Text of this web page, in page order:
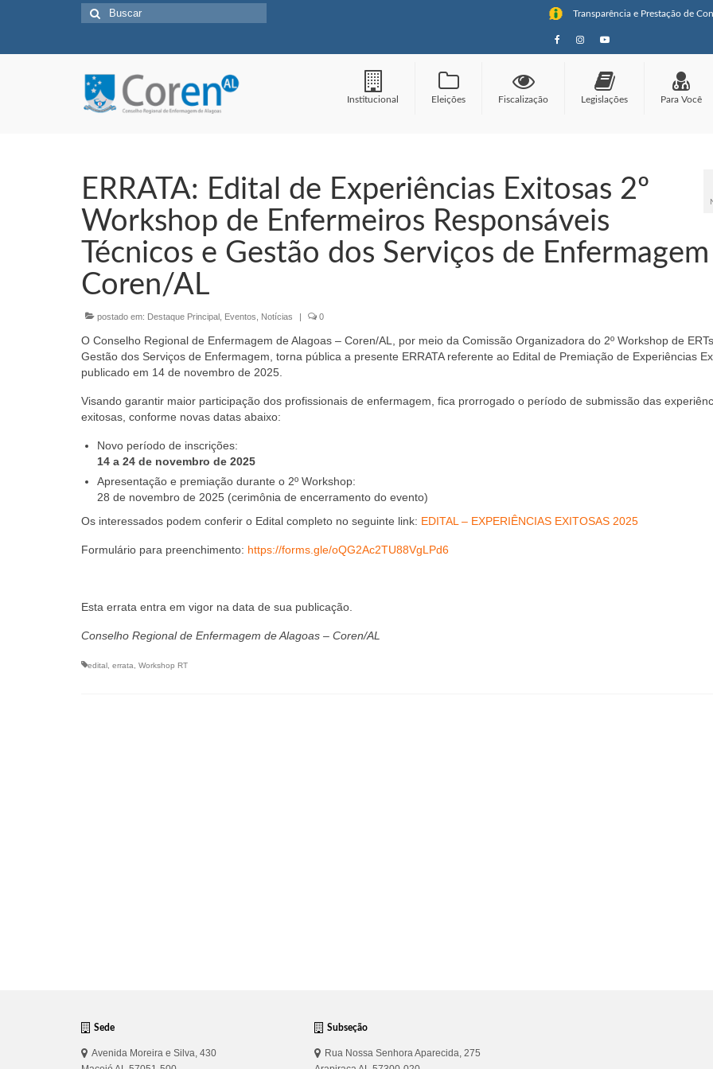
Transparência e Prestação de
Buscar
por:
Institucional Eleições Fiscalização Legislações Para Você
ERRATA: Edital de Experiências Exitosas 2º
Workshop de Enfermeiros Responsáveis
Técnicos e Gestão dos Serviços de
Coren/AL
postado em: Destaque Principal Eventos Notícias | 0
O Conselho Regional de Enfermagem de Alagoas – Coren/AL, por meio da Comissão Organizadora do 2º Workshop de
Gestão dos Serviços de Enfermagem, torna pública a presente ERRATA referente ao Edital de Premiação de Experiências
publicado em 14 de novembro de 2025.
Visando garantir maior participação dos profissionais de enfermagem, fica prorrogado o período de submissão das
exitosas, conforme novas datas abaixo:
Novo período de inscrições:
14 a 24 de novembro de 2025
Apresentação e premiação durante o 2º Workshop:
28 de novembro de 2025 (cerimônia de encerramento do evento)
Os interessados podem conferir o Edital completo no seguinte link: EDITAL – EXPERIÊNCIAS EXITOSAS 2025
Formulário para preenchimento: https://forms.gle/oQG2Ac2TU88VgLPd6
Esta errata entra em vigor na data de sua publicação.
Conselho Regional de Enfermagem de Alagoas – Coren/AL
edital errata Workshop RT
Sede
Avenida Moreira e Silva, 430
Subseção
Rua Nossa Senhora Aparecida, 275